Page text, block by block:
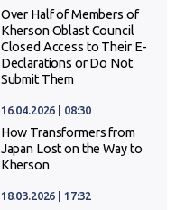
Over Half of Members of
Kherson Oblast Council
Closed Access to Their E-
Declarations or Do Not
Submit Them
16.04.2026 | 08:30
How Transformers from
Japan Lost on the Way to
Kherson
18.03.2026 | 17:32